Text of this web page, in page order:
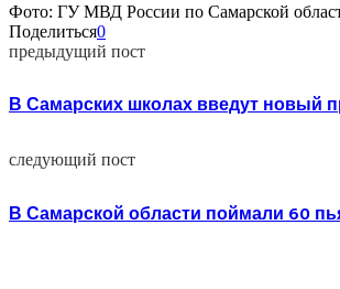
Фото: ГУ МВД России по Самарской
Поделиться0
предыдущий пост
В Самарских школах введут новый
следующий пост
В Самарской области поймали 60